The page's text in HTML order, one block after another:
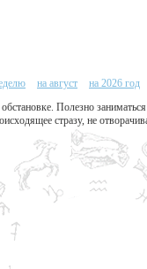
на август на 2026 год
Полезно
стразу, не